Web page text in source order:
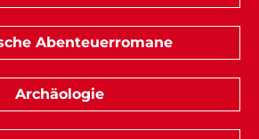
Abenteuerromane
Archäologie